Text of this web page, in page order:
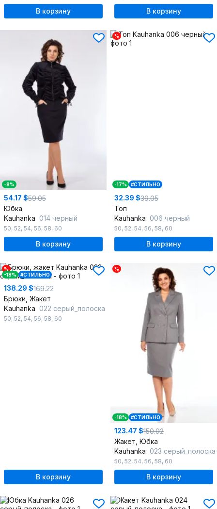
В корзину В корзину
-8%
54.17 $59.05
Юбка
Kauhanka 014 черный
50, 52, 54, 56, 58, 60
В корзину
%
-17% #СТИЛЬНО
32.39 $39.05
Топ
Kauhanka 006 черный
50, 52, 54, 56, 58, 60
В корзину
%
-18%
#СТИЛЬНО
138.29 $169.22
Брюки, Жакет
Kauhanka 022 серый_полоска
50, 52, 54, 56, 58, 60
В корзину
%
-18% #СТИЛЬНО
123.47 $150.92
Жакет, Юбка
Kauhanka 023 серый_полоска
50, 52, 54, 56, 58, 60
В корзину